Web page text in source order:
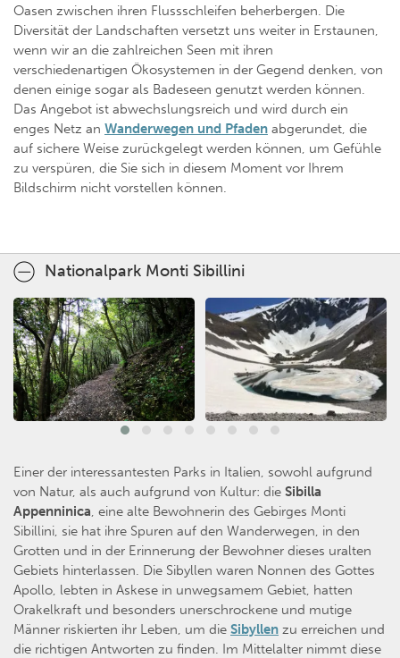
Oasen zwischen ihren Flussschleifen beherbergen. Die
Diversität der Landschaften versetzt uns weiter in Erstaunen,
wenn wir an die zahlreichen Seen mit ihren
verschiedenartigen Ökosystemen in der Gegend denken, von
denen einige sogar als Badeseen genutzt werden können.
Das Angebot ist abwechslungsreich und wird durch ein
enges Netz an Wanderwegen und Pfaden abgerundet, die
auf sichere Weise zurückgelegt werden können, um Gefühle
zu verspüren, die Sie sich in diesem Moment vor Ihrem
Bildschirm nicht vorstellen können.
Nationalpark Monti Sibillini
Einer der interessantesten Parks in Italien, sowohl aufgrund
von Natur, als auch aufgrund von Kultur: die Sibilla
Appenninica, eine alte Bewohnerin des Gebirges Monti
Sibillini, sie hat ihre Spuren auf den Wanderwegen, in den
Grotten und in der Erinnerung der Bewohner dieses uralten
Gebiets hinterlassen. Die Sibyllen waren Nonnen des Gottes
Apollo, lebten in Askese in unwegsamem Gebiet, hatten
Orakelkraft und besonders unerschrockene und mutige
Männer riskierten ihr Leben, um die Sibyllen zu erreichen und
die richtigen Antworten zu finden. Im Mittelalter nimmt diese